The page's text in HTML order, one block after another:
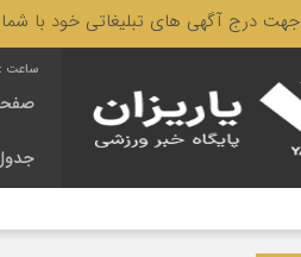
جهت درج آگهی های تبلیغاتی خود با شماره 3166 444 0910 تماس حاصل